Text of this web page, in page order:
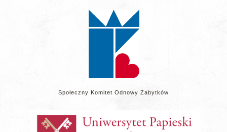
Społeczny Komitet Odnowy Zabytków